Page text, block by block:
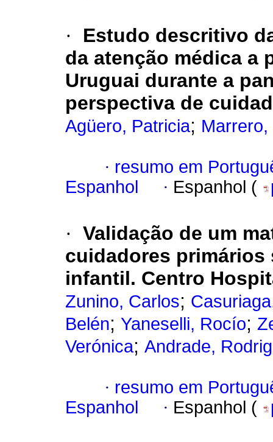
·
Estudo descritivo
da atenção médica a
Uruguai durante a
perspectiva de
Agüero, Patricia; Marrero,
· resumo em
Espanhol
· Espanhol (
· Validação de um
cuidadores primários
infantil. Centro
Zunino, Carlos;
Belén; Yaneselli, Rocío;
Verónica; Andrade,
· resumo em
Espanhol
· Espanhol (